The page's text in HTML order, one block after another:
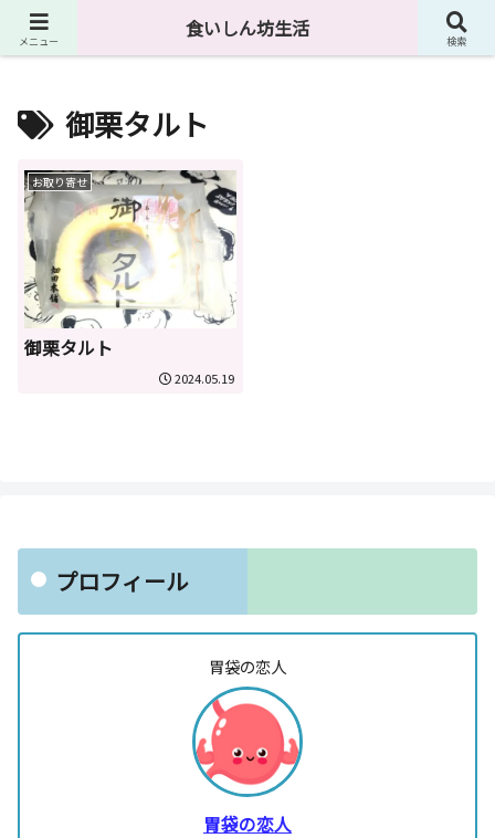
４０代独身男が食に関して様々なものを紹介しています。
御栗タルト
お取り寄せ
御栗タルト
2024.05.19
プロフィール
胃袋の恋人
胃袋の恋人
メニュー
食いしん坊生活
検索